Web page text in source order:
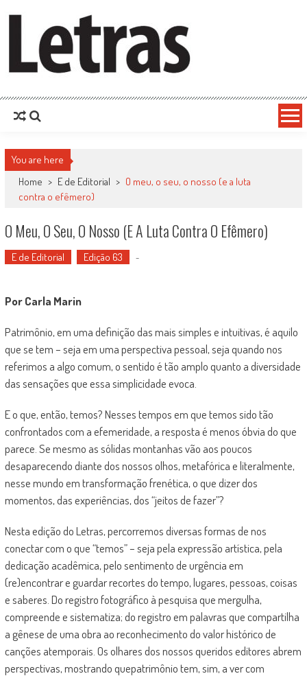
You are here
Home > E de Editorial > O meu, o seu, o nosso (e a luta
contra o efêmero)
O Meu, O Seu, O Nosso (e A Luta Contra O Efêmero)
E de Editorial Edição 63 -
Por Carla Marin
Patrimônio, em uma definição das mais simples e intuitivas, é aquilo
que se tem – seja em uma perspectiva pessoal, seja quando nos
referimos a algo comum, o sentido é tão amplo quanto a diversidade
das sensações que essa simplicidade evoca.
E o que, então, temos? Nesses tempos em que temos sido tão
confrontados com a efemeridade, a resposta é menos óbvia do que
parece. Se mesmo as sólidas montanhas vão aos poucos
desaparecendo diante dos nossos olhos, metafórica e literalmente,
nesse mundo em transformação frenética, o que dizer dos
momentos, das experiências, dos “jeitos de fazer”?
Nesta edição do Letras, percorremos diversas formas de nos
conectar com o que “temos” – seja pela expressão artística, pela
dedicação acadêmica, pelo sentimento de urgência em
(re)encontrar e guardar recortes do tempo, lugares, pessoas, coisas
e saberes. Do registro fotográfico à pesquisa que mergulha,
compreende e sistematiza; do registro em palavras que compartilha
a gênese de uma obra ao reconhecimento do valor histórico de
canções atemporais. Os olhares dos nossos queridos editores abrem
perspectivas, mostrando quepatrimônio tem, sim, a ver com